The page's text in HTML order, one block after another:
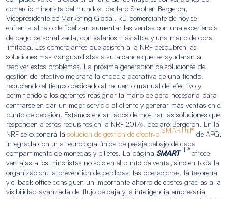
comercio minorista del mundo», declaró Stephen Bergeron,
Vicepresidente de Marketing Global. «El comerciante de hoy se
enfrenta al reto de fidelizar, aumentar las ventas con una experiencia
de pago personalizada, con salarios más altos y una mano de obra
limitada. Los comerciantes que asisten a la NRF descubren las
soluciones más vanguardistas a su alcance que les ayudarán a
resolver estos problemas. La próxima generación de soluciones de
gestión del efectivo mejorará la eficacia operativa de una tienda,
reduciendo el tiempo dedicado al recuento manual del efectivo y
permitiendo a los gerentes reasignar la mano de obra necesaria para
centrarse en dar un mejor servicio al cliente y generar más ventas en el
punto de decisión. Estamos encantados de mostrar las soluciones que
responden a estos requisitos en la NRF 2017», declaró Bergeron. En la
NRF se expondrá la solución de gestión de efectivo SMARTtill® de APG,
integrada con una tecnología única de pesaje debajo de cada
compartimento de monedas y billetes. La página SMARTtill® ofrece
ventajas a los minoristas no sólo en el punto de venta, sino en toda la
organización: la prevención de pérdidas, las operaciones, la tesorería
y el back office consiguen un importante ahorro de costes gracias a la
visibilidad avanzada del flujo de caja y la inteligencia empresarial